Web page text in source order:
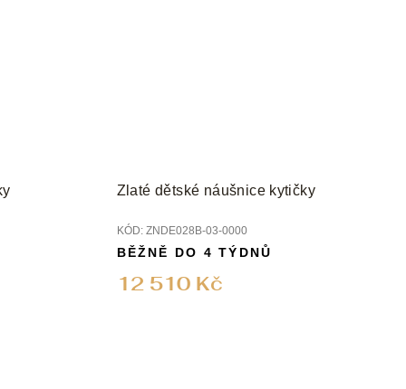
Zlaté dětské náušnice kytičky
KÓD: ZNDE028B-03-0000
12 510 Kč
BĚŽNĚ DO 4 TÝDNŮ